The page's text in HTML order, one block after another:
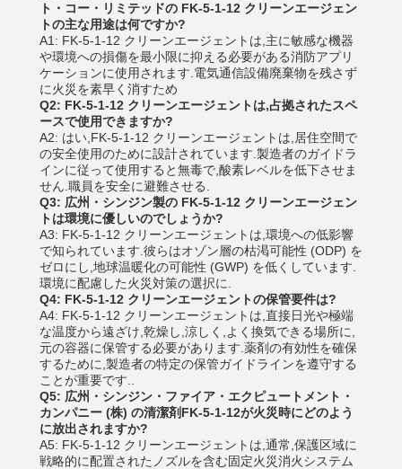
ト・コー・リミテッドの FK-5-1-12 クリーンエージェン
トの主な用途は何ですか?
A1: FK-5-1-12 クリーンエージェントは,主に敏感な機器
や環境への損傷を最小限に抑える必要がある消防アプリ
ケーションに使用されます.電気通信設備廃棄物を残さず
に火災を素早く消すため
Q2: FK-5-1-12 クリーンエージェントは,占拠されたスペ
ースで使用できますか?
A2: はい,FK-5-1-12 クリーンエージェントは,居住空間で
の安全使用のために設計されています.製造者のガイドラ
インに従って使用すると無毒で,酸素レベルを低下させま
せん.職員を安全に避難させる.
Q3: 広州・シンジン製の FK-5-1-12 クリーンエージェン
トは環境に優しいのでしょうか?
A3: FK-5-1-12 クリーンエージェントは,環境への低影響
で知られています.彼らはオゾン層の枯渇可能性 (ODP) を
ゼロにし,地球温暖化の可能性 (GWP) を低くしています.
環境に配慮した火災対策の選択に.
Q4: FK-5-1-12 クリーンエージェントの保管要件は?
A4: FK-5-1-12 クリーンエージェントは,直接日光や極端
な温度から遠ざけ,乾燥し,涼しく,よく換気できる場所に,
元の容器に保管する必要があります.薬剤の有効性を確保
するために,製造者の特定の保管ガイドラインを遵守する
ことが重要です..
Q5: 広州・シンジン・ファイア・エクピュートメント・
カンパニー (株) の清潔剤FK-5-1-12が火災時にどのよう
に放出されますか?
A5: FK-5-1-12 クリーンエージェントは,通常,保護区域に
戦略的に配置されたノズルを含む固定火災消火システム